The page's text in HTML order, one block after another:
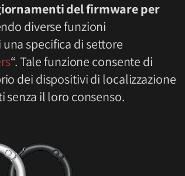
del firmware per
diverse funzioni
specifica di settore
“. Tale funzione consente di
dei dispositivi di localizzazione
il loro consenso.